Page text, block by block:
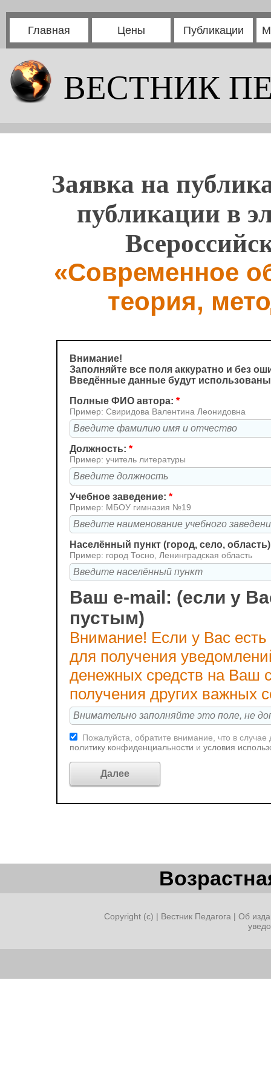
Главная Цены Публикации
ВЕСТНИК
Заявка на
публикации в
«Современное
теория,
Внимание!
Заполняйте все поля аккуратно и без
Введённые данные будут
Полные ФИО автора: *
Пример: Свиридова Валентина Леонидовна
Должность: *
Пример: учитель литературы
Учебное заведение: *
Пример: МБОУ гимназия №19
Населённый пункт (город, село,
Пример: город Тосно, Ленинградская область
Ваш e-mail: (если у
пустым)
Внимание! Если у Вас
для получения
денежных средств на Ваш
получения других важных
Пожалуйста, обратите внимание, что в
политику конфиденциальности и условия
Copyright (c) | Вестник Педагога | Об